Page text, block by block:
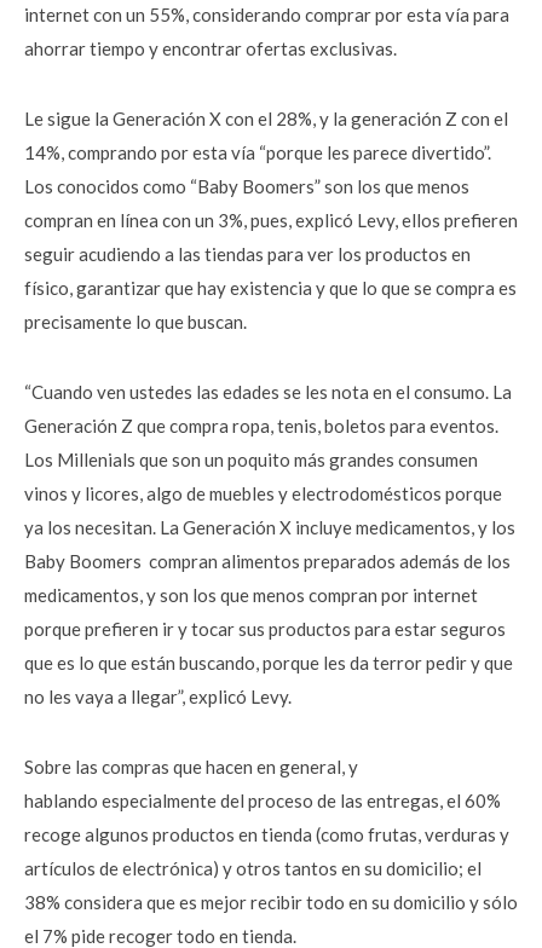
internet con un 55%, considerando comprar por esta vía para
ahorrar tiempo y encontrar ofertas exclusivas.
Le sigue la Generación X con el 28%, y la generación Z con el
14%, comprando por esta vía “porque les parece divertido”.
Los conocidos como “Baby Boomers” son los que menos
compran en línea con un 3%, pues, explicó Levy, ellos prefieren
seguir acudiendo a las tiendas para ver los productos en
físico, garantizar que hay existencia y que lo que se compra es
precisamente lo que buscan.
“Cuando ven ustedes las edades se les nota en el consumo. La
Generación Z que compra ropa, tenis, boletos para eventos.
Los Millenials que son un poquito más grandes consumen
vinos y licores, algo de muebles y electrodomésticos porque
ya los necesitan. La Generación X incluye medicamentos, y los
Baby Boomers compran alimentos preparados además de los
medicamentos, y son los que menos compran por internet
porque prefieren ir y tocar sus productos para estar seguros
que es lo que están buscando, porque les da terror pedir y que
no les vaya a llegar”, explicó Levy.
Sobre las compras que hacen en general, y
hablando especialmente del proceso de las entregas, el 60%
recoge algunos productos en tienda (como frutas, verduras y
artículos de electrónica) y otros tantos en su domicilio; el
38% considera que es mejor recibir todo en su domicilio y sólo
el 7% pide recoger todo en tienda.